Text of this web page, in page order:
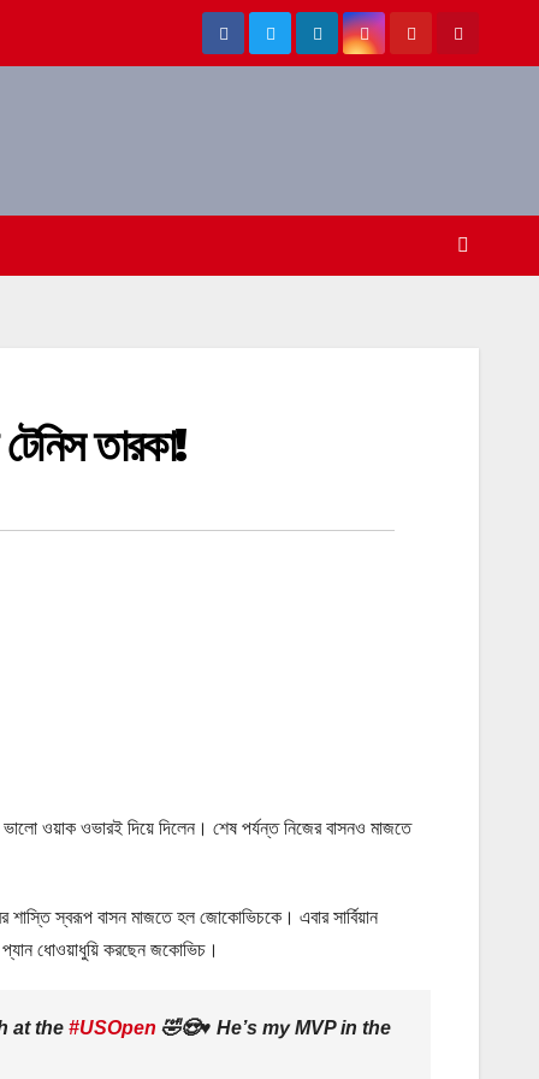
তারকা!
ভালো ওয়াক ওভারই দিয়ে দিলেন। শেষ পর্যন্ত নিজের বাসনও মাজতে
শাস্তি স্বরূপ বাসন মাজতে হল জোকোভিচকে। এবার সার্বিয়ান
ধোওয়াধুয়ি করছেন জকোভিচ।
at the #USOpen 🤣😍♥️ He’s my MVP in the